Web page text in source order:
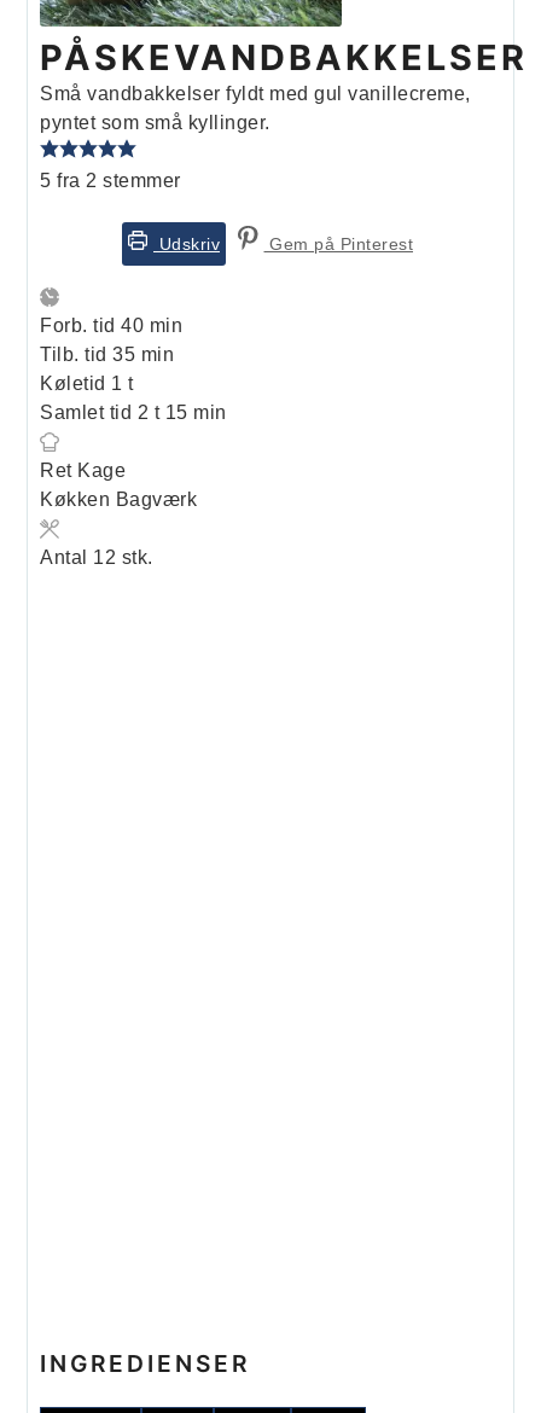
PÅSKEVANDBAKKELSER
Små vandbakkelser fyldt med gul vanillecreme,
pyntet som små kyllinger.
5 fra 2 stemmer
Udskriv Gem på Pinterest
Forb. tid40minutter
min
Tilb. tid35minutter
min
Køletid 1 time
t
Samlet tid 2 timer
t 15minutter
min
Ret Kage
Køkken Bagværk
Antal 12 stk.
INGREDIENSER